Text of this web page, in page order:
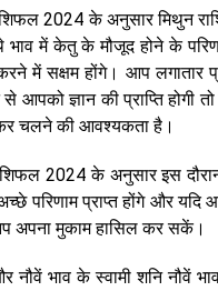
2024 के अनुसार मिथुन
भाव में केतु के मौजूद होने के
में सक्षम होंगे। आप लगातार
से आपको ज्ञान की प्राप्ति
चलने की आवश्यकता है।
2024 के अनुसार इस
परिणाम प्राप्त होंगे और
अपना मुकाम हासिल कर सकें।
भाव के स्वामी शनि नौवें